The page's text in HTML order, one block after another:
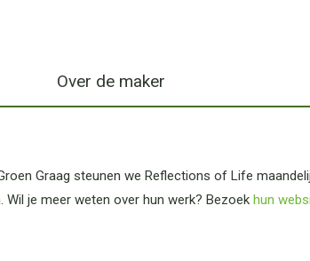
Over de maker
Graag steunen we Reflections of Life
je meer weten over hun werk? Bezoek hun